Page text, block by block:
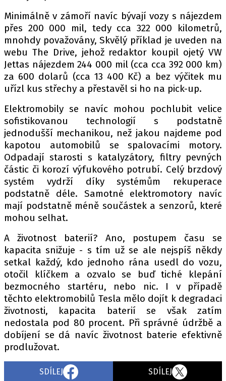
Minimálně v zámoří navíc bývají vozy s nájezdem
přes 200 000 mil, tedy cca 322 000 kilometrů,
mnohdy považovány, Skvělý příklad je uveden na
webu The Drive, jehož redaktor koupil ojetý VW
Jettas nájezdem 244 000 mil (cca cca 392 000 km)
za 600 dolarů (cca 13 400 Kč) a bez výčitek mu
uřízl kus střechy a přestavěl si ho na pick-up.
Elektromobily se navíc mohou pochlubit velice
sofistikovanou technologií s podstatně
jednodušší mechanikou, než jakou najdeme pod
kapotou automobilů se spalovacími motory.
Odpadají starosti s katalyzátory, filtry pevných
částic či korozí výfukového potrubí. Celý brzdový
systém vydrží díky systémům rekuperace
podstatně déle. Samotné elektromotory navíc
mají podstatně méně součástek a senzorů, které
mohou selhat.
A životnost baterií? Ano, postupem času se
kapacita snižuje - s tím už se ale nejspíš někdy
setkal každý, kdo jednoho rána usedl do vozu,
otočil klíčkem a ozvalo se buď tiché klepání
bezmocného startéru, nebo nic. I v případě
těchto elektromobilů Tesla mělo dojít k degradaci
životnosti, kapacita baterií se však zatím
nedostala pod 80 procent. Při správné údržbě a
dobíjení se dá navíc životnost baterie efektivně
prodlužovat.
SDÍLEJ SDÍLEJ